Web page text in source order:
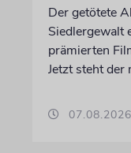
Der getötete
Siedlergewalt
prämierten
Jetzt steht
07.08.2026